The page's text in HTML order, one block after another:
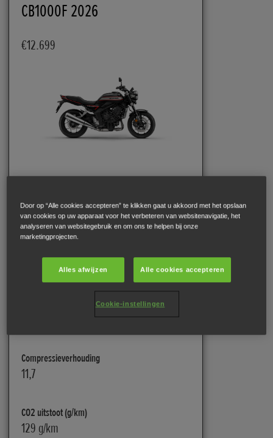
CB1000F 2026
€12.699
Motorisatie
Compressieverhouding
11,7
CO2 uitstoot (g/km)
129 g/km
Door op “Alle cookies accepteren” te klikken gaat u akkoord met het opslaan
van cookies op uw apparaat voor het verbeteren van websitenavigatie, het
analyseren van websitegebruik en om ons te helpen bij onze
marketingprojecten.
Alles afwijzen Alle cookies accepteren
Cookie-instellingen